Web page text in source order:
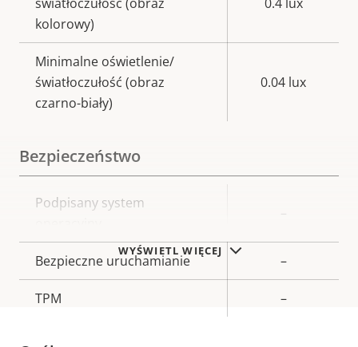
WYŚWIETL WIĘCEJ
kolorowy)
Minimalne oświetlenie/
światłoczułość (obraz
czarno-biały)
0.04 lux
Bezpieczeństwo
Opis
Podpisany system
–
Bezpieczne uruchamianie –
TPM –